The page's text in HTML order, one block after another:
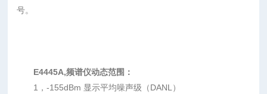
号。
E4445A,频谱仪动态范围：
1，-155dBm 显示平均噪声级（DANL）